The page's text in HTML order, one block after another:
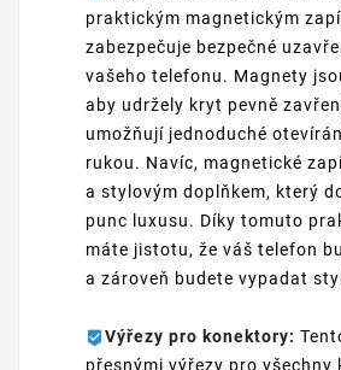
praktickým magnetickým
zabezpečuje bezpečné
vašeho telefonu. Magnety
aby udržely kryt pevně
umožňují jednoduché
rukou. Navíc, magnetické
a stylovým doplňkem, který
punc luxusu. Díky tomuto
máte jistotu, že váš telefon
a zároveň budete vypadat
Výřezy pro konektory:
přesnými výřezy pro všechny